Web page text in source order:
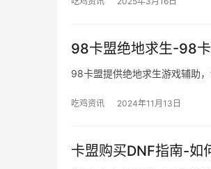
98卡盟绝地求生-98
98卡盟提供绝地求生游戏辅助
吃鸡资讯 2024年11月13日
卡盟购买DNF指南-如